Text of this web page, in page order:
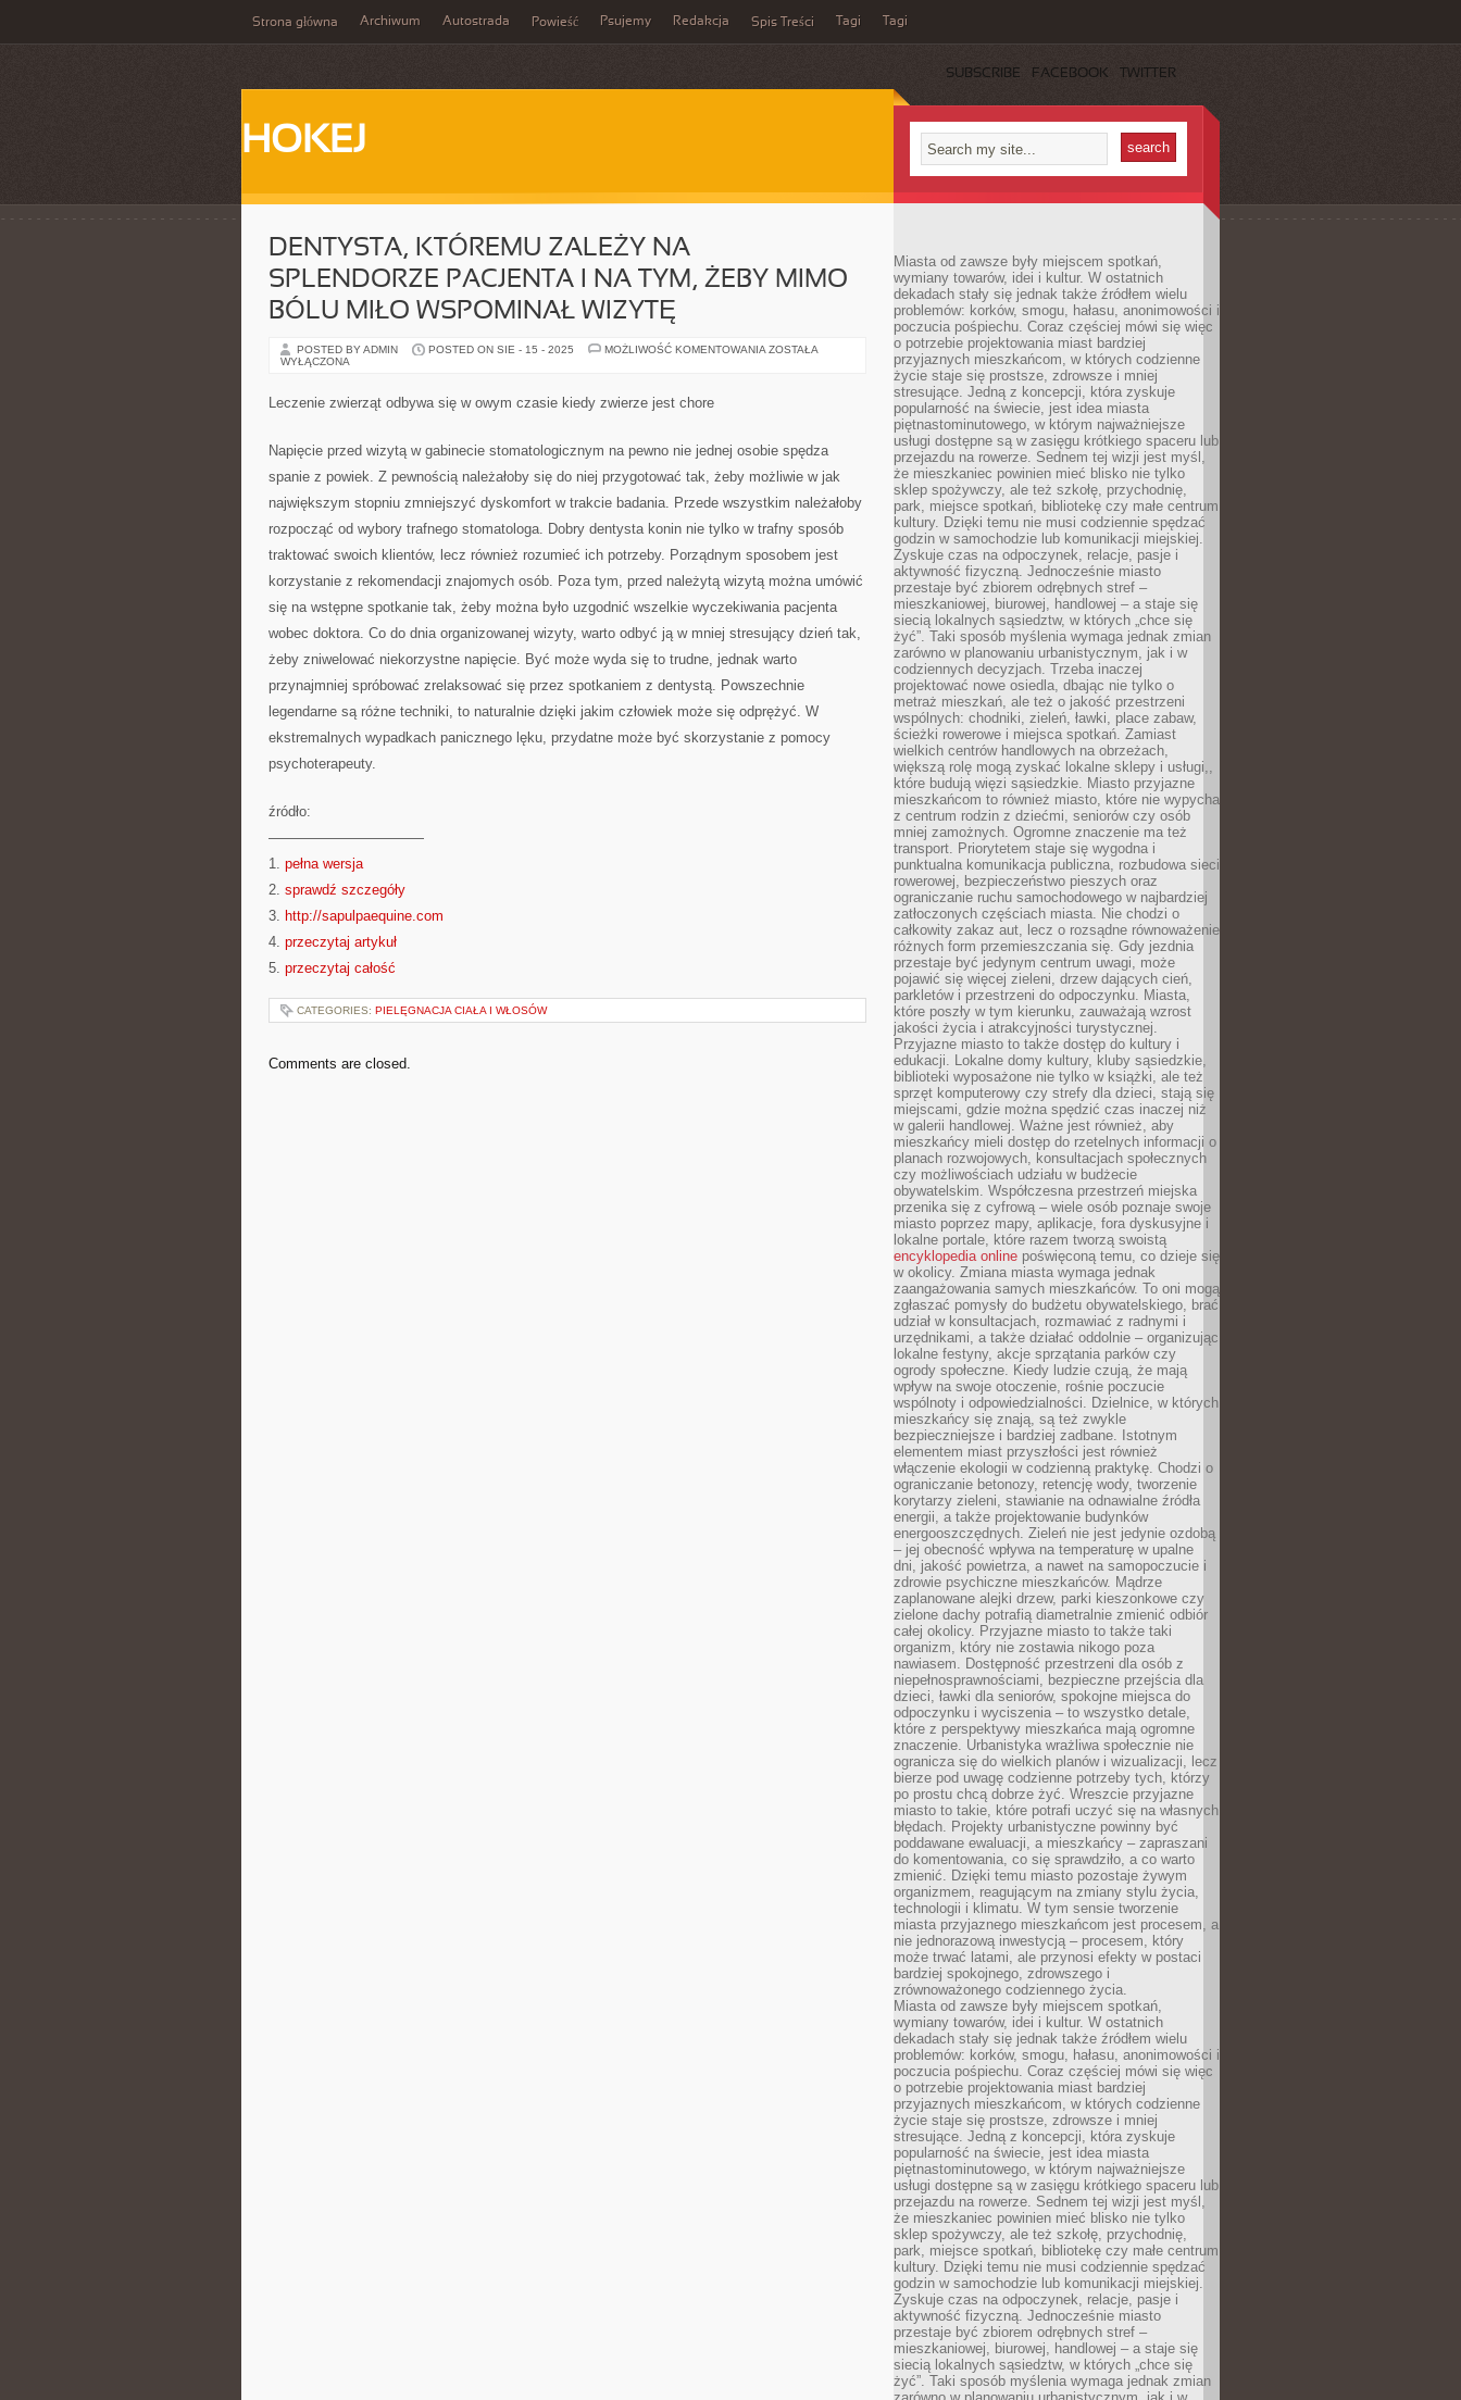
Strona główna Archiwum Autostrada Powieść Psujemy Redakcja Spis Treści Tagi Tagi
SUBSCRIBE FACEBOOK TWITTER
HOKEJ
DENTYSTA, KTÓREMU ZALEŻY NA
SPLENDORZE PACJENTA I NA TYM, ŻEBY MIMO
BÓLU MIŁO WSPOMINAŁ WIZYTĘ
POSTED BY ADMIN POSTED ON SIE - 15 - 2025 MOŻLIWOŚĆ KOMENTOWANIA DENTYSTA,
TYM,
ŻEBY
BÓLU
WSPOMINAŁ
ZOSTAŁA
WYŁĄCZONA
Leczenie zwierząt odbywa się w owym czasie kiedy zwierze jest chore
Napięcie przed wizytą w gabinecie stomatologicznym na pewno nie jednej osobie spędza
spanie z powiek. Z pewnością należałoby się do niej przygotować tak, żeby możliwie w jak
największym stopniu zmniejszyć dyskomfort w trakcie badania. Przede wszystkim należałoby
rozpocząć od wybory trafnego stomatologa. Dobry dentysta konin nie tylko w trafny sposób
traktować swoich klientów, lecz również rozumieć ich potrzeby. Porządnym sposobem jest
korzystanie z rekomendacji znajomych osób. Poza tym, przed należytą wizytą można umówić
się na wstępne spotkanie tak, żeby można było uzgodnić wszelkie wyczekiwania pacjenta
wobec doktora. Co do dnia organizowanej wizyty, warto odbyć ją w mniej stresujący dzień tak,
żeby zniwelować niekorzystne napięcie. Być może wyda się to trudne, jednak warto
przynajmniej spróbować zrelaksować się przez spotkaniem z dentystą. Powszechnie
legendarne są różne techniki, to naturalnie dzięki jakim człowiek może się odprężyć. W
ekstremalnych wypadkach panicznego lęku, przydatne może być skorzystanie z pomocy
psychoterapeuty.
źródło:
———————————
1. pełna wersja
2. sprawdź szczegóły
3. http://sapulpaequine.com
4. przeczytaj artykuł
5. przeczytaj całość
CATEGORIES: PIELĘGNACJA CIAŁA I WŁOSÓW
Comments are closed.
Miasta od zawsze były miejscem spotkań,
wymiany towarów, idei i kultur. W ostatnich
dekadach stały się jednak także źródłem wielu
problemów: korków, smogu, hałasu, anonimowości i
poczucia pośpiechu. Coraz częściej mówi się więc
o potrzebie projektowania miast bardziej
przyjaznych mieszkańcom, w których codzienne
życie staje się prostsze, zdrowsze i mniej
stresujące. Jedną z koncepcji, która zyskuje
popularność na świecie, jest idea miasta
piętnastominutowego, w którym najważniejsze
usługi dostępne są w zasięgu krótkiego spaceru lub
przejazdu na rowerze. Sednem tej wizji jest myśl,
że mieszkaniec powinien mieć blisko nie tylko
sklep spożywczy, ale też szkołę, przychodnię,
park, miejsce spotkań, bibliotekę czy małe centrum
kultury. Dzięki temu nie musi codziennie spędzać
godzin w samochodzie lub komunikacji miejskiej.
Zyskuje czas na odpoczynek, relacje, pasje i
aktywność fizyczną. Jednocześnie miasto
przestaje być zbiorem odrębnych stref –
mieszkaniowej, biurowej, handlowej – a staje się
siecią lokalnych sąsiedztw, w których „chce się
żyć”. Taki sposób myślenia wymaga jednak zmian
zarówno w planowaniu urbanistycznym, jak i w
codziennych decyzjach. Trzeba inaczej
projektować nowe osiedla, dbając nie tylko o
metraż mieszkań, ale też o jakość przestrzeni
wspólnych: chodniki, zieleń, ławki, place zabaw,
ścieżki rowerowe i miejsca spotkań. Zamiast
wielkich centrów handlowych na obrzeżach,
większą rolę mogą zyskać lokalne sklepy i usługi,,
które budują więzi sąsiedzkie. Miasto przyjazne
mieszkańcom to również miasto, które nie wypycha
z centrum rodzin z dziećmi, seniorów czy osób
mniej zamożnych. Ogromne znaczenie ma też
transport. Priorytetem staje się wygodna i
punktualna komunikacja publiczna, rozbudowa sieci
rowerowej, bezpieczeństwo pieszych oraz
ograniczanie ruchu samochodowego w najbardziej
zatłoczonych częściach miasta. Nie chodzi o
całkowity zakaz aut, lecz o rozsądne równoważenie
różnych form przemieszczania się. Gdy jezdnia
przestaje być jedynym centrum uwagi, może
pojawić się więcej zieleni, drzew dających cień,
parkletów i przestrzeni do odpoczynku. Miasta,
które poszły w tym kierunku, zauważają wzrost
jakości życia i atrakcyjności turystycznej.
Przyjazne miasto to także dostęp do kultury i
edukacji. Lokalne domy kultury, kluby sąsiedzkie,
biblioteki wyposażone nie tylko w książki, ale też
sprzęt komputerowy czy strefy dla dzieci, stają się
miejscami, gdzie można spędzić czas inaczej niż
w galerii handlowej. Ważne jest również, aby
mieszkańcy mieli dostęp do rzetelnych informacji o
planach rozwojowych, konsultacjach społecznych
czy możliwościach udziału w budżecie
obywatelskim. Współczesna przestrzeń miejska
przenika się z cyfrową – wiele osób poznaje swoje
miasto poprzez mapy, aplikacje, fora dyskusyjne i
lokalne portale, które razem tworzą swoistą
encyklopedia online poświęconą temu, co dzieje się
w okolicy. Zmiana miasta wymaga jednak
zaangażowania samych mieszkańców. To oni mogą
zgłaszać pomysły do budżetu obywatelskiego, brać
udział w konsultacjach, rozmawiać z radnymi i
urzędnikami, a także działać oddolnie – organizując
lokalne festyny, akcje sprzątania parków czy
ogrody społeczne. Kiedy ludzie czują, że mają
wpływ na swoje otoczenie, rośnie poczucie
wspólnoty i odpowiedzialności. Dzielnice, w których
mieszkańcy się znają, są też zwykle
bezpieczniejsze i bardziej zadbane. Istotnym
elementem miast przyszłości jest również
włączenie ekologii w codzienną praktykę. Chodzi o
ograniczanie betonozy, retencję wody, tworzenie
korytarzy zieleni, stawianie na odnawialne źródła
energii, a także projektowanie budynków
energooszczędnych. Zieleń nie jest jedynie ozdobą
– jej obecność wpływa na temperaturę w upalne
dni, jakość powietrza, a nawet na samopoczucie i
zdrowie psychiczne mieszkańców. Mądrze
zaplanowane alejki drzew, parki kieszonkowe czy
zielone dachy potrafią diametralnie zmienić odbiór
całej okolicy. Przyjazne miasto to także taki
organizm, który nie zostawia nikogo poza
nawiasem. Dostępność przestrzeni dla osób z
niepełnosprawnościami, bezpieczne przejścia dla
dzieci, ławki dla seniorów, spokojne miejsca do
odpoczynku i wyciszenia – to wszystko detale,
które z perspektywy mieszkańca mają ogromne
znaczenie. Urbanistyka wrażliwa społecznie nie
ogranicza się do wielkich planów i wizualizacji, lecz
bierze pod uwagę codzienne potrzeby tych, którzy
po prostu chcą dobrze żyć. Wreszcie przyjazne
miasto to takie, które potrafi uczyć się na własnych
błędach. Projekty urbanistyczne powinny być
poddawane ewaluacji, a mieszkańcy – zapraszani
do komentowania, co się sprawdziło, a co warto
zmienić. Dzięki temu miasto pozostaje żywym
organizmem, reagującym na zmiany stylu życia,
technologii i klimatu. W tym sensie tworzenie
miasta przyjaznego mieszkańcom jest procesem, a
nie jednorazową inwestycją – procesem, który
może trwać latami, ale przynosi efekty w postaci
bardziej spokojnego, zdrowszego i
zrównoważonego codziennego życia.
Miasta od zawsze były miejscem spotkań,
wymiany towarów, idei i kultur. W ostatnich
dekadach stały się jednak także źródłem wielu
problemów: korków, smogu, hałasu, anonimowości i
poczucia pośpiechu. Coraz częściej mówi się więc
o potrzebie projektowania miast bardziej
przyjaznych mieszkańcom, w których codzienne
życie staje się prostsze, zdrowsze i mniej
stresujące. Jedną z koncepcji, która zyskuje
popularność na świecie, jest idea miasta
piętnastominutowego, w którym najważniejsze
usługi dostępne są w zasięgu krótkiego spaceru lub
przejazdu na rowerze. Sednem tej wizji jest myśl,
że mieszkaniec powinien mieć blisko nie tylko
sklep spożywczy, ale też szkołę, przychodnię,
park, miejsce spotkań, bibliotekę czy małe centrum
kultury. Dzięki temu nie musi codziennie spędzać
godzin w samochodzie lub komunikacji miejskiej.
Zyskuje czas na odpoczynek, relacje, pasje i
aktywność fizyczną. Jednocześnie miasto
przestaje być zbiorem odrębnych stref –
mieszkaniowej, biurowej, handlowej – a staje się
siecią lokalnych sąsiedztw, w których „chce się
żyć”. Taki sposób myślenia wymaga jednak zmian